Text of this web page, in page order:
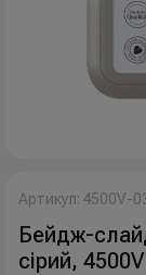
Артикул: 4500V-
Бейдж-
сірий,